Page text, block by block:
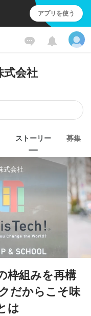
アプリを使う
会社
ストーリー 募集
式会社
枠組みを再構
だからこそ味
は